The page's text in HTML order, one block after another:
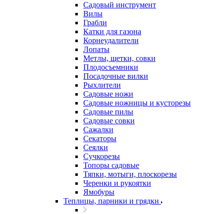
Садовый инструмент
Вилы
Грабли
Катки для газона
Корнеудалители
Лопаты
Метлы, щетки, совки
Плодосъемники
Посадочные вилки
Рыхлители
Садовые ножи
Садовые ножницы и кусторезы
Садовые пилы
Садовые совки
Сажалки
Секаторы
Сеялки
Сучкорезы
Топоры садовые
Тяпки, мотыги, плоскорезы
Черенки и рукоятки
Ямобуры
Теплицы, парники и грядки